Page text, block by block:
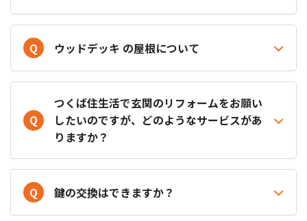
Q ウッドデッキ の屋根について
Q
つくば住生活で玄関のリフォームをお願い
したいのですが、どのようなサービスがあ
りますか？
Q 鍵の交換はできますか？